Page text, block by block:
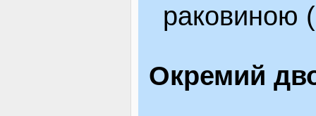
раковиною
Окремий